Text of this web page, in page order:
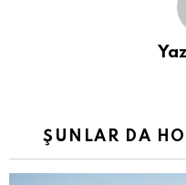
ŞUNLAR DA